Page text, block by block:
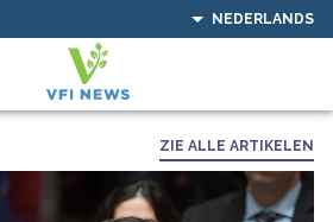
NEDERLANDS
ZIE ALLE ARTIKELEN